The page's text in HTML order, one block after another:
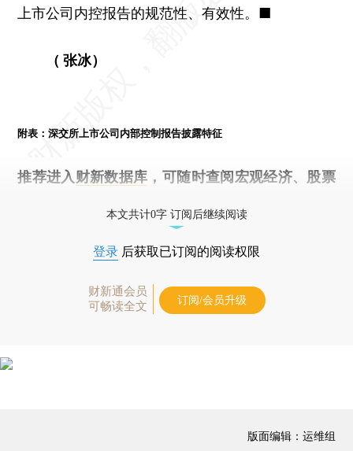
上市公司内控报告的规范性、有效性。■
（ 张冰）
附表：深交所上市公司内部控制报告披露特征
推荐进入 财新数据库 ，可随时查阅宏观经济、股票
本文共计0字 订阅后继续阅读
登录 后获取已订阅的阅读权限
财新通会员
可畅读全文
订阅/会员升级
版面编辑：运维组